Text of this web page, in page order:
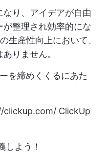
り、アイデアが自由
整理され効率的にな
生産性向上において、
りません。
を締めくくるにあた
clickup.com/ ClickUp
しよう！